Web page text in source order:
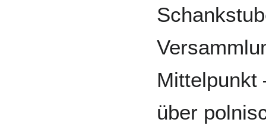
Mittelpunkt
über